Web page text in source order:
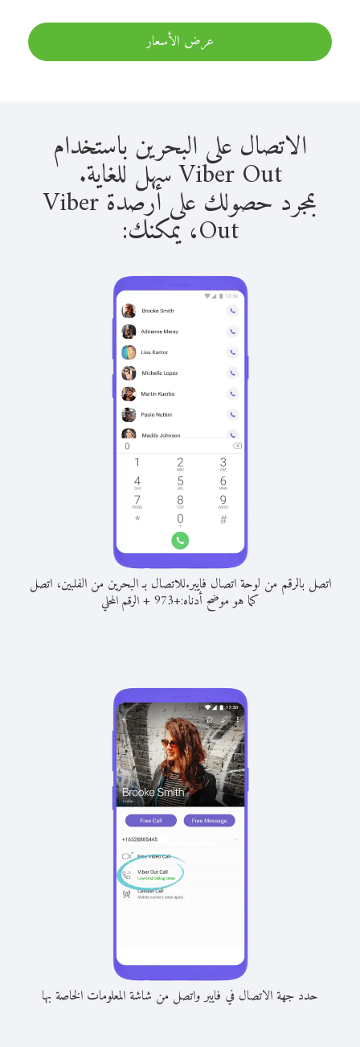
عرض الأسعار
الاتصال على البحرين باستخدام
Viber Out سهل للغاية.
بمجرد حصولك على أرصدة Viber
Out، يمكنك:
اتصل بالرقم من لوحة اتصال فايبر.للاتصال بـ البحرين من الفلبين، اتصل
كما هو موضح أدناه:+
973
+الرقم المحلي
حدد جهة الاتصال في فايبر واتصل من شاشة المعلومات الخاصة بها